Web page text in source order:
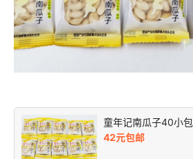
童年记南瓜子40小包
42元包邮